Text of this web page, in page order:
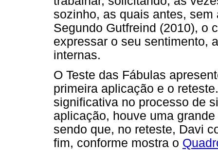
sozinho, as quais antes,
Segundo Gutfreind (2010), o
expressar o seu sentimento,
internas.
O Teste das Fábulas
primeira aplicação e o
significativa no processo de
aplicação, houve uma
sendo que, no reteste, Davi
fim, conforme mostra o